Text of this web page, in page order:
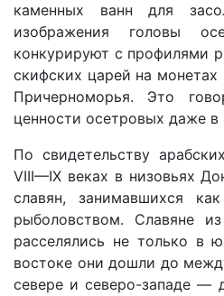
каменных ванн для
изображения головы
конкурируют с профилями
скифских царей на монетах
Причерноморья. Это
ценности осетровых даже в
По свидетельству
VIII—IX веках в низовьях
славян, занимавшихся
рыболовством. Славяне
расселялись не только в
востоке они дошли до
севере и северо-западе —